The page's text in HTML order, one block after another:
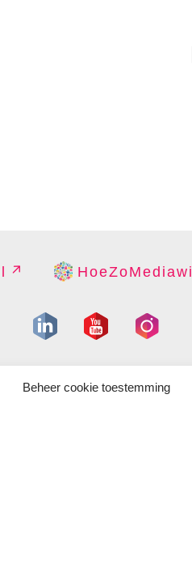
Beheer cookie toestemming